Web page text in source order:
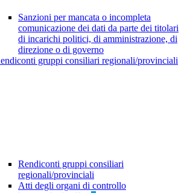
Sanzioni per mancata o incompleta
comunicazione dei dati da parte dei titolari
di incarichi politici, di amministrazione, di
direzione o di governo
gruppi consiliari regionali/provinciali
Rendiconti gruppi consiliari
regionali/provinciali
Atti degli organi di controllo